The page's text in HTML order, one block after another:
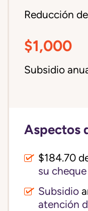
Reducción
$1,000
Subsidio
Aspectos
$184.70
su
Subsidio
atención